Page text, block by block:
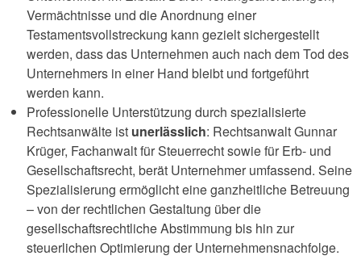
Vermächtnisse und die Anordnung einer
Testamentsvollstreckung kann gezielt sichergestellt
werden, dass das Unternehmen auch nach dem Tod des
Unternehmers in einer Hand bleibt und fortgeführt
werden kann.
Professionelle Unterstützung durch spezialisierte
Rechtsanwälte ist unerlässlich: Rechtsanwalt Gunnar
Krüger, Fachanwalt für Steuerrecht sowie für Erb- und
Gesellschaftsrecht, berät Unternehmer umfassend. Seine
Spezialisierung ermöglicht eine ganzheitliche Betreuung
– von der rechtlichen Gestaltung über die
gesellschaftsrechtliche Abstimmung bis hin zur
steuerlichen Optimierung der Unternehmensnachfolge.